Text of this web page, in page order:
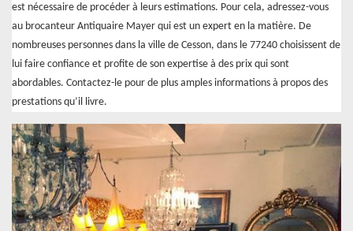
est nécessaire de procéder à leurs estimations. Pour cela, adressez-vous
au brocanteur Antiquaire Mayer qui est un expert en la matière. De
nombreuses personnes dans la ville de Cesson, dans le 77240 choisissent de
lui faire confiance et profite de son expertise à des prix qui sont
abordables. Contactez-le pour de plus amples informations à propos des
prestations qu’il livre.